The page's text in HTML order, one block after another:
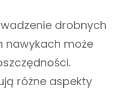
drobnych
nawykach może
różne aspekty